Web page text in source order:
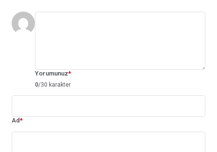
Yorumunuz*
0/30 karakter
Ad*